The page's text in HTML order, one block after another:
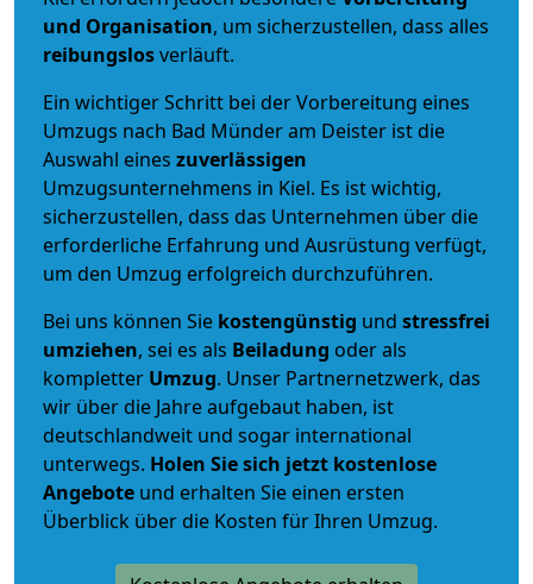
und Organisation, um sicherzustellen, dass alles
reibungslosverläuft.
Ein wichtiger Schritt bei der Vorbereitung eines
Umzugs nach Bad Münder am Deister ist die
Auswahl eines zuverlässigen
Umzugsunternehmens in Kiel. Es ist wichtig,
sicherzustellen, dass das Unternehmen über die
erforderliche Erfahrung und Ausrüstung verfügt,
um den Umzug erfolgreich durchzuführen.
Bei uns können Sie kostengünstig und stressfrei
umziehen, sei es als Beiladung oder als
kompletter Umzug. Unser Partnernetzwerk, das
wir über die Jahre aufgebaut haben, ist
deutschlandweit und sogar international
unterwegs. Holen Sie sich jetzt kostenlose
Angebote und erhalten Sie einen ersten
Überblick über die Kosten für Ihren Umzug.